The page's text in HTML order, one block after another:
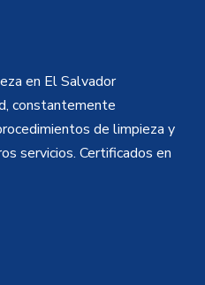
en El Salvador
constantemente
de limpieza y
servicios. Certificados en